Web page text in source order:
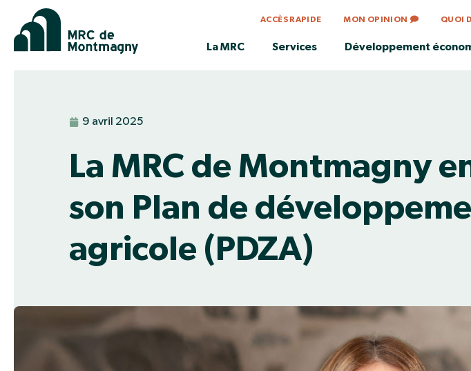
ACCÈS RAPIDE MON OPINION 🗩 QUOI
La MRC Services Développement
9 avril 2025
La MRC de Montmagny
son Plan de
agricole (PDZA)